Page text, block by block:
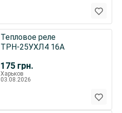
175 грн.
Тепловое реле
ТРН-25УХЛ4 16A
Харьков
03.08.2026